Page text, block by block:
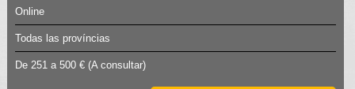
Online
Todas las províncias
De 251 a 500 €(A consultar)